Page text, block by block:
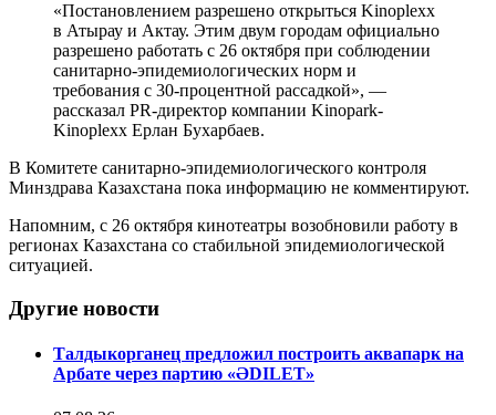
«Постановлением разрешено открыться Kinoplexx
в Атырау и Актау. Этим двум городам официально
разрешено работать с 26 октября при соблюдении
санитарно-эпидемиологических норм и
требования с 30-процентной рассадкой», —
рассказал PR-директор компании Kinopark-
Kinoplexx Ерлан Бухарбаев.
В Комитете санитарно-эпидемиологического контроля
Минздрава Казахстана пока информацию не комментируют.
Напомним, с 26 октября кинотеатры возобновили работу в
регионах Казахстана со стабильной эпидемиологической
ситуацией.
Другие новости
Талдыкорганец предложил построить аквапарк на
Арбате через партию «ӘDILET»